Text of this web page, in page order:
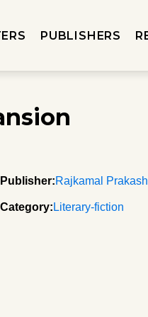
PUBLISHERS
Publisher:Rajkamal
Category: Literary-fiction